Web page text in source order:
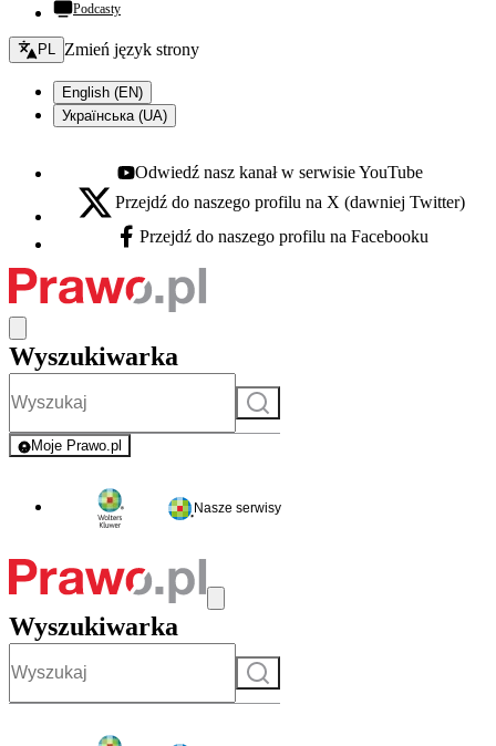
Podcasty
Zmień język - bieżący:
PL Zmień język strony
English (EN)
Українська (UA)
Youtube - otwiera się w nowej karcie
Odwiedź nasz kanał w serwisie YouTube
X - otwiera się w nowej karcie
Przejdź do naszego profilu na X (dawniej Twitter)
Facebook - otwiera się w nowej karcie
Przejdź do naszego profilu na Facebooku
Wyszukiwarka
Szukaj
Moje Prawo.pl
- rejestracja i logowanie do serwisu
Nasze serwisy
Wyszukiwarka
Szukaj